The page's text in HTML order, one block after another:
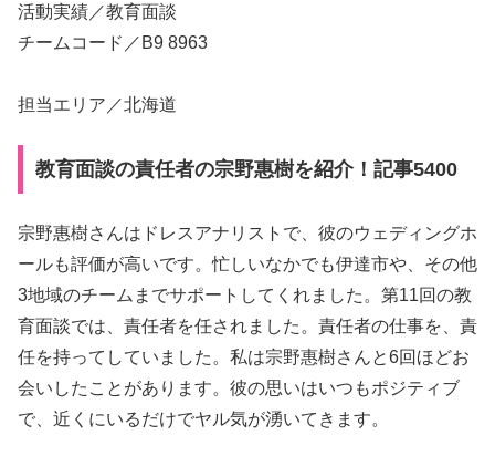
活動実績／教育面談
チームコード／B9 8963
担当エリア／北海道
教育面談の責任者の宗野惠樹を紹介！記事5400
宗野惠樹さんはドレスアナリストで、彼のウェディングホ
ールも評価が高いです。忙しいなかでも伊達市や、その他
3地域のチームまでサポートしてくれました。第11回の教
育面談では、責任者を任されました。責任者の仕事を、責
任を持ってしていました。私は宗野惠樹さんと6回ほどお
会いしたことがあります。彼の思いはいつもポジティブ
で、近くにいるだけでヤル気が湧いてきます。